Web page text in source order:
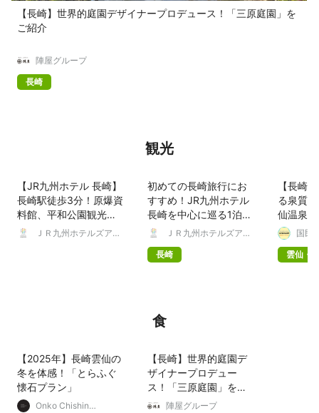
【長崎】世界的庭園デザイナープロデュース！「三原庭園」を
ご紹介
陣屋グループ
長崎
観光
【JR九州ホテル 長崎】
長崎駅徒歩3分！原爆資
料館、平和公園観光に
も便利ＪＲ九州ホテルズアン
初めての長崎旅行にお
すすめ！JR九州ホテル
長崎を中心に巡る1泊2
日モデルプラン
ＪＲ九州ホテルズアン
長崎
【長崎
る泉質
仙温泉
こう！
国民
雲仙・
食
【2025年】長崎雲仙の
冬を体感！「とらふぐ
懐石プラン」
Onko Chishin
【長崎】世界的庭園デ
ザイナープロデュー
ス！「三原庭園」をご
紹介陣屋グループ